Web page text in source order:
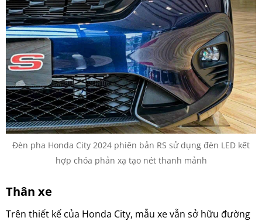
Đèn pha Honda City 2024 phiên bản RS sử dụng đèn LED kết
hợp chóa phản xạ tạo nét thanh mảnh
Thân xe
Trên thiết kế của Honda City, mẫu xe vẫn sở hữu đường